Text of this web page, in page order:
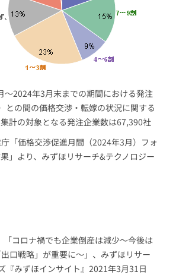
～2024年3月末までの期間における発注
との間の価格交渉・転嫁の状況に関する
計の対象となる発注企業数は67,390社
庁「価格交渉促進月間（2024年3月）フォ
」より、みずほリサーチ&テクノロジー
コロナ禍でも企業倒産は減少～今後は
口戦略」が重要に～」、みずほリサー
『みずほインサイト』2021年3月31日